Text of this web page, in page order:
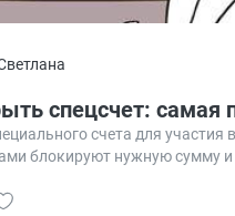
спецсчет: самая
счета для участия
блокируют нужную сумму и